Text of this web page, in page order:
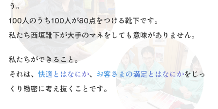
う。
100人のうち100人が80点をつける靴下です。
私たち西垣靴下が大手のマネをしても意味がありません。
私たちができること。
それは、 快適とはなにか、 お客さまの満足とはなにかをじっ
くり緻密に考え抜くことです。